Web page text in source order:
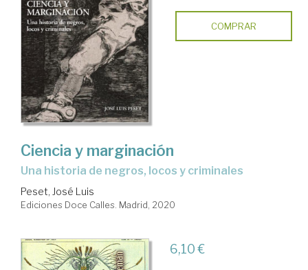
COMPRAR
Ciencia y marginación
una historia de negros, locos y criminales
Peset, José Luis
Ediciones Doce Calles. Madrid, 2020
6,10 €